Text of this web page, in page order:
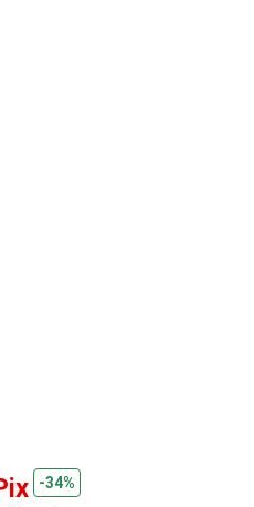
-34%